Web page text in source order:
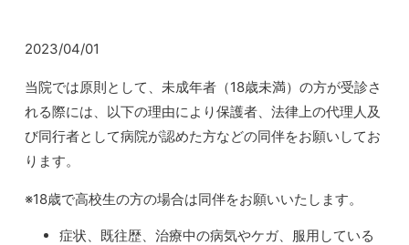
2023/04/01
当院では原則として、未成年者（18歳未満）の方が受診さ
れる際には、以下の理由により保護者、法律上の代理人及
び同行者として病院が認めた方などの同伴をお願いしてお
ります。
※18歳で高校生の方の場合は同伴をお願いいたします。
症状、既往歴、治療中の病気やケガ、服用している